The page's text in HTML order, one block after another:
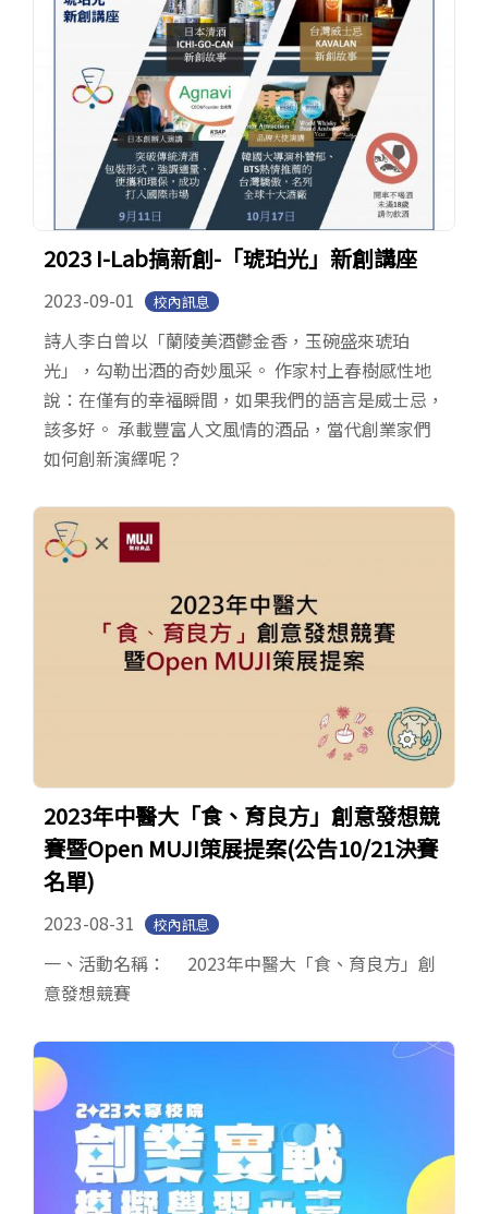
2023 I-Lab搞新創-「琥珀光」新創講座
2023-09-01 校內訊息
詩人李白曾以「蘭陵美酒鬱金香，玉碗盛來琥珀
光」，勾勒出酒的奇妙風采。 作家村上春樹感性地
說：在僅有的幸福瞬間，如果我們的語言是威士忌，
該多好。 承載豐富人文風情的酒品，當代創業家們
如何創新演繹呢？
2023年中醫大「食、育良方」創意發想競
賽暨Open MUJI策展提案(公告10/21決賽
名單)
2023-08-31 校內訊息
一、活動名稱： 2023年中醫大「食、育良方」創
意發想競賽